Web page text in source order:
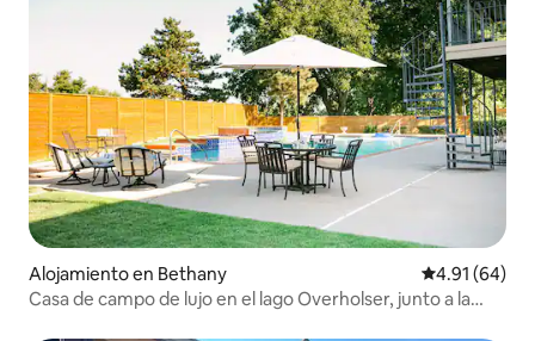
Alojamiento en Bethany Calificación
4.91 (64)
Casa de campo de lujo en el lago Overholser, junto a la